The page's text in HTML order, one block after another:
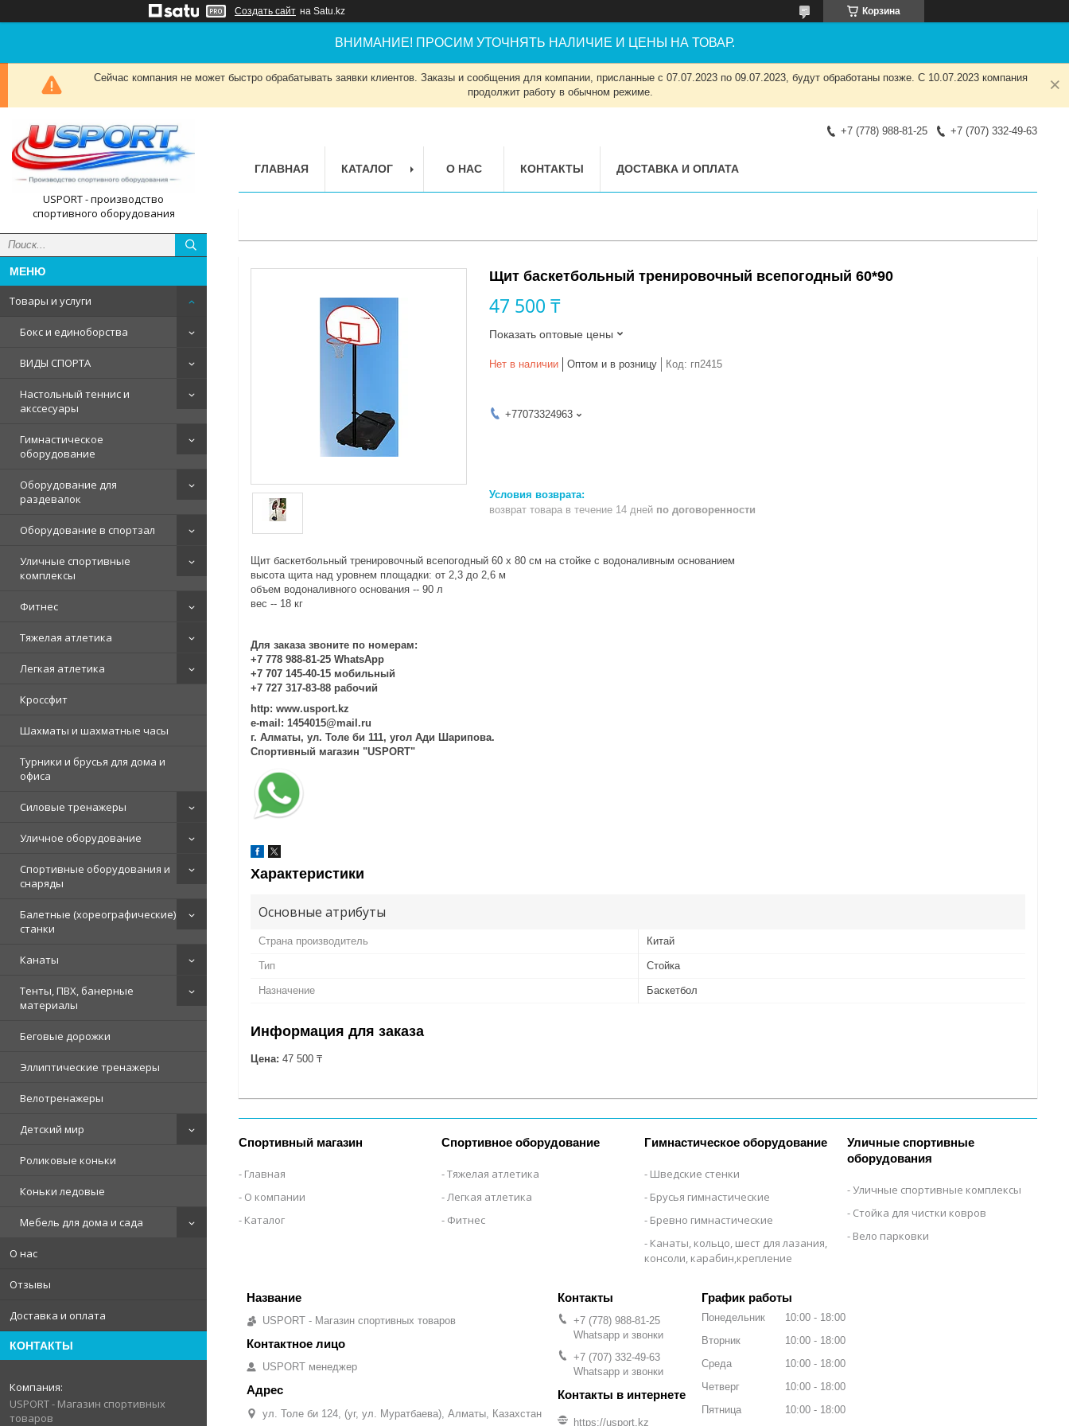
Создать сайт на Satu.kz Корзина
ВНИМАНИЕ! ПРОСИМ УТОЧНЯТЬ НАЛИЧИЕ И ЦЕНЫ НА ТОВАР.
Сейчас компания не может быстро обрабатывать заявки клиентов. Заказы и сообщения для компании, присланные с 07.07.2023 по 09.07.2023, будут обработаны позже. С 10.07.2023 компания
продолжит работу в обычном режиме.
USPORT - производство
спортивного оборудования
Товары и услуги
Бокс и единоборства
ВИДЫ СПОРТА
Настольный теннис и
акссесуары
Гимнастическое
оборудование
Оборудование для
раздевалок
Оборудование в спортзал
Уличные спортивные
комплексы
Фитнес
Тяжелая атлетика
Легкая атлетика
Кроссфит
Шахматы и шахматные часы
Турники и брусья для дома и
офиса
Силовые тренажеры
Уличное оборудование
Спортивные оборудования и
снаряды
Балетные (хореографические)
станки
Канаты
Тенты, ПВХ, банерные
материалы
Беговые дорожки
Эллиптические тренажеры
Велотренажеры
Детский мир
Роликовые коньки
Коньки ледовые
Мебель для дома и сада
О нас
Отзывы
Доставка и оплата
КОНТАКТЫ
USPORT - Магазин спортивных
товаров
+7 (778) 988-81-25 +7 (707) 332-49-63
ГЛАВНАЯ КАТАЛОГ О НАС КОНТАКТЫ ДОСТАВКА И ОПЛАТА
Щит баскетбольный тренировочный всепогодный 60*90
47 500 ₸
Показать оптовые цены
Нет в наличии Оптом и в розницу Код: гп2415
+77073324963
возврат товара в течение 14 дней по договоренности
Щит баскетбольный тренировочный всепогодный 60 х 80 см на стойке с водоналивным основанием
высота щита над уровнем площадки: от 2,3 до 2,6 м
объем водоналивного основания -- 90 л
вес -- 18 кг
Для заказа звоните по номерам:
+7 778 988-81-25 WhatsApp
+7 707 145-40-15 мобильный
+7 727 317-83-88 рабочий
http: www.usport.kz
e-mail: 1454015@mail.ru
г. Алматы, ул. Толе би 111, угол Ади Шарипова.
Спортивный магазин "USPORT"
Характеристики
Основные атрибуты
Страна производитель Китай
Тип Стойка
Назначение Баскетбол
Информация для заказа
Цена: 47 500 ₸
Спортивный магазин
Главная
О компании
Каталог
Спортивное оборудование
Тяжелая атлетика
Легкая атлетика
Фитнес
Гимнастическое оборудование
Шведские стенки
Брусья гимнастические
Бревно гимнастические
Канаты, кольцо, шест для лазания,
консоли, карабин,крепление
Уличные спортивные
оборудования
Уличные спортивные комплексы
Стойка для чистки ковров
Вело парковки
USPORT - Магазин спортивных товаров
USPORT менеджер
ул. Толе би 124, (уг, ул. Муратбаева), Алматы, Казахстан
+7 (778) 988-81-25
Whatsapp и звонки
+7 (707) 332-49-63
Whatsapp и звонки
https://usport.kz
График работы
Понедельник 10:00
18:00
Вторник
10:00
18:00
Среда
10:00
18:00
Четверг
10:00
18:00
Пятница
10:00
18:00